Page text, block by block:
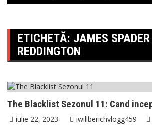
ETICHETĂ: JAMES
REDDINGTON
The Blacklist Sezonul 11: Cand
iulie 22, 2023 iwillberichvlogg459